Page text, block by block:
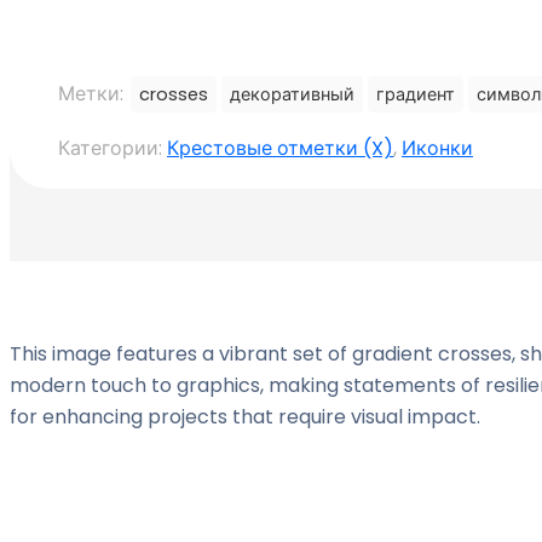
Метки:
crosses декоративный градиент
Категории: Крестовые отметки (X), Иконки
This image features a vibrant set of gradient crosses,
modern touch to graphics, making statements of
for enhancing projects that require visual impact.